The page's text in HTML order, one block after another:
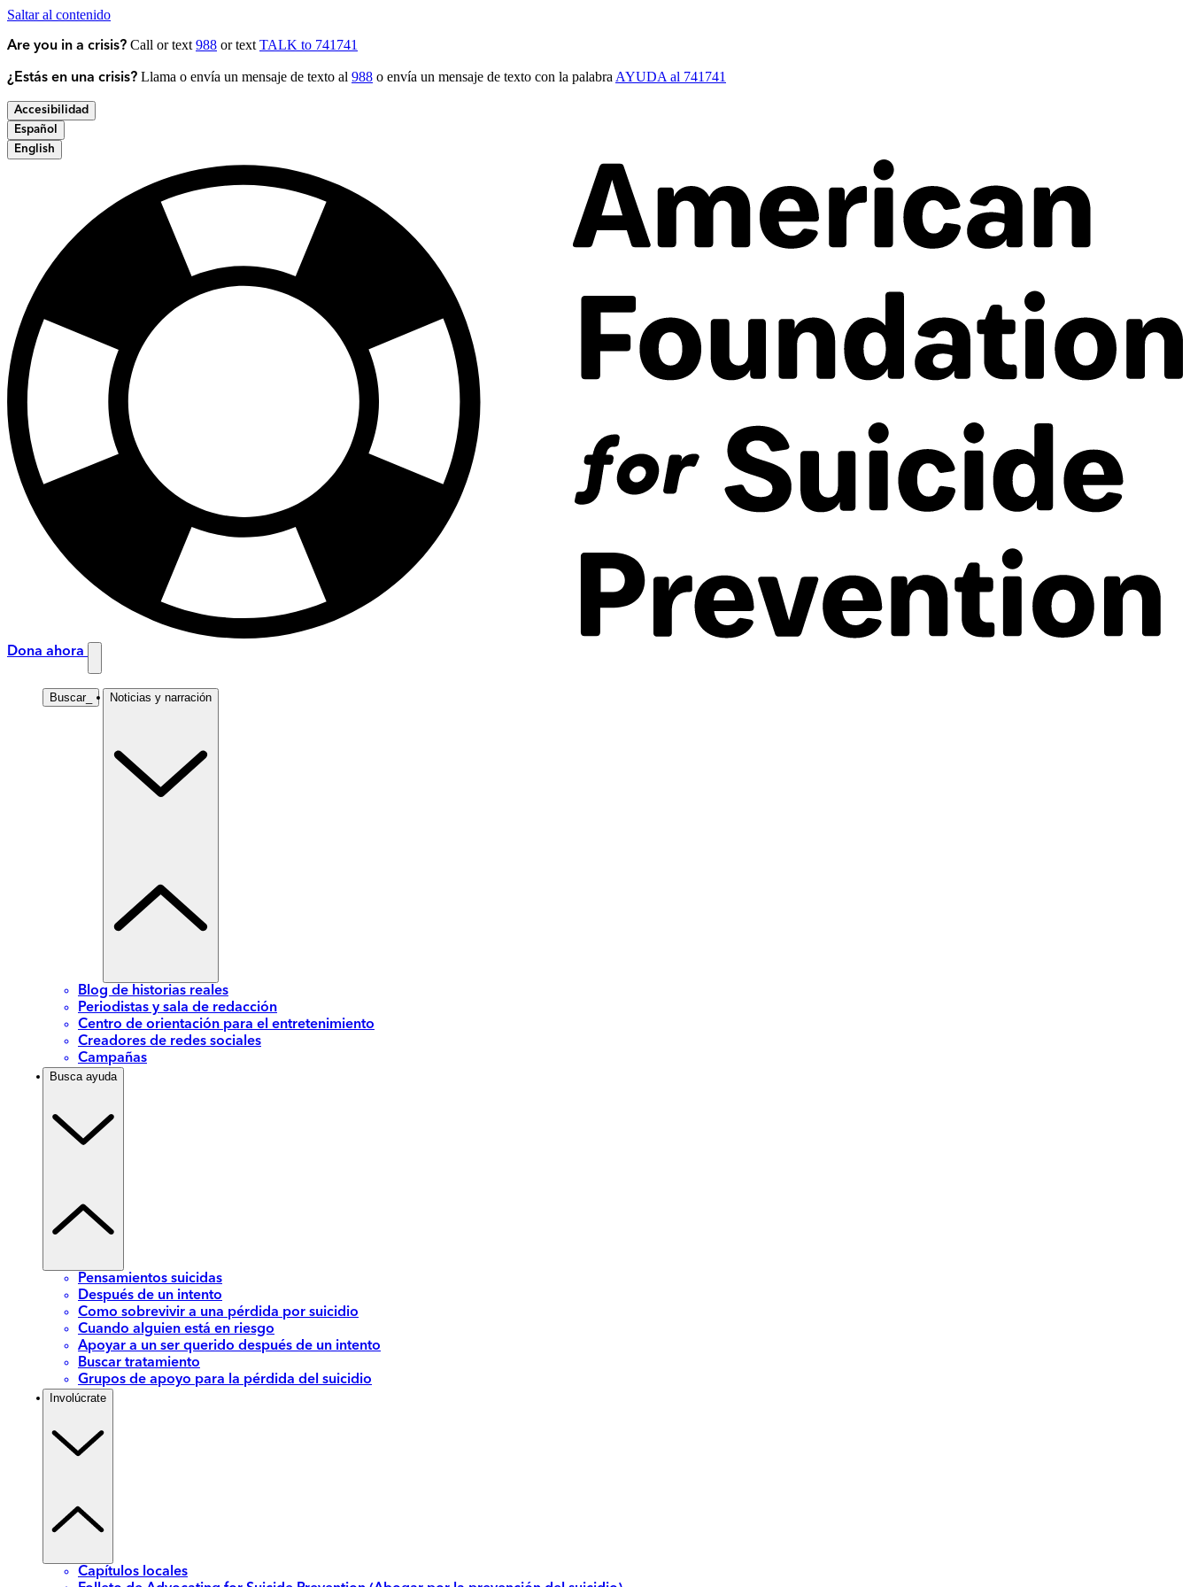
Saltar al contenido
Are you in a crisis? Call or text 988 or text TALK to 741741
¿Estás en una crisis? Llama o envía un mensaje de texto al 988 o envía un mensaje de texto con la palabra AYUDA al 741741
Accesibilidad
Español
English
Dona ahora
Buscar_ Noticias y narración
Blog de historias reales
Periodistas y sala de redacción
Centro de orientación para el entretenimiento
Creadores de redes sociales
Campañas
Busca ayuda
Pensamientos suicidas
Después de un intento
Como sobrevivir a una pérdida por suicidio
Cuando alguien está en riesgo
Apoyar a un ser querido después de un intento
Buscar tratamiento
Grupos de apoyo para la pérdida del suicidio
Involúcrate
Capítulos locales